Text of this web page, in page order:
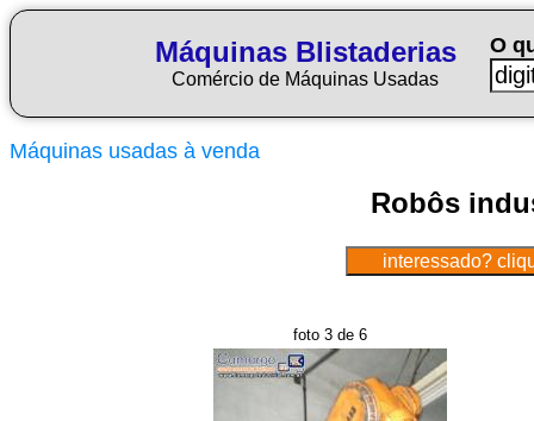
Máquinas Blistaderias
Comércio de Máquinas Usadas
O
Máquinas usadas à venda
Robôs
foto 3 de 6